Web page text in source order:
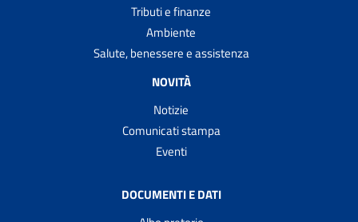
Tributi e finanze
Ambiente
Salute, benessere e assistenza
NOVITÀ
Notizie
Comunicati stampa
Eventi
DOCUMENTI E DATI